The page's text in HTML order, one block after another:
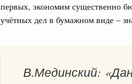
первых, экономим существенно
учётных дел в бумажном виде –
В.Мединский: